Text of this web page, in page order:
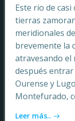
Este rio de
tierras
meridionales
brevemente la
atravesando
después entrar
Ourense y
Montefurado,
Leer más..